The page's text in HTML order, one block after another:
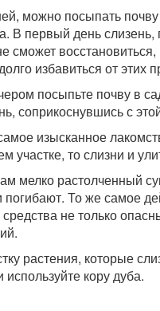
можно посыпать
В первый день слизень,
сможет
избавиться от этих
посыпьте почву в
соприкоснувшись с
изысканное
то слизни и
мелко растолченный
То же самое
не только
растения, которые
кору дуба.